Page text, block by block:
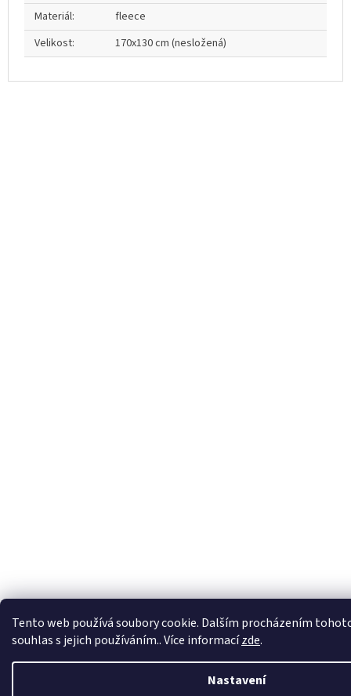
Tento web používá soubory cookie. Dalším procházením
souhlas s jejich používáním.. Více informacízde.
Nastavení
Materiál:
fleece
Velikost: 170x130 cm (nesložená)